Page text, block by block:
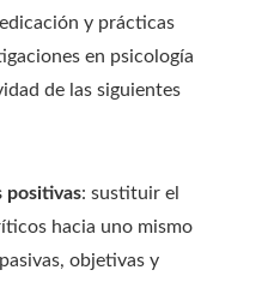
y prácticas
en psicología
de las siguientes
positivas: sustituir el
hacia uno mismo
objetivas y